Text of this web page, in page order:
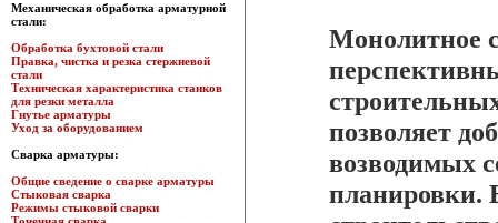
Механическая обработка арматурной
стали:
Обработка бухтовой стали
Правка, чистка и резка стержневой
стали
Техническая характеристика станков
для резки металла
Гнутье арматуры
Уход за оборудованием
Сварка арматуры:
Общие сведение о сварке арматуры
Стыковая сварка
Режимы стыковой сварки
Монолитное
позволяет
возводимых
планировки.